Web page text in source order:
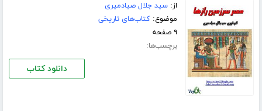
از:سید جلال صیادمیری
موضوع:کتاب‌های تاریخی
۹ صفحه
برچسب‌ها:
دانلود کتاب